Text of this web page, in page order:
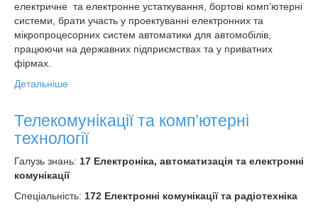
електричне та електронне устаткування, бортові комп’ютерні
системи, брати участь у проектуванні електронних та
мікропроцесорних систем автоматики для автомобілів,
працюючи на державних підприємствах та у приватних
фірмах.
Детальніше
Телекомунікації та комп’ютерні
технології
Галузь знань: 17 Електроніка, автоматизація та електронні
комунікації
Спеціальність: 172 Електронні комунікації та радіотехніка